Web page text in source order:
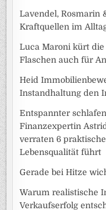
Lavendel, Rosmarin
Kraftquellen im
Luca Maroni kürt
Flaschen auch für
Heid
Instandhaltung den
Entspannter
Finanzexpertin
verraten 6
Lebensqualität führt
Gerade bei Hitze
Warum realistische
Verkaufserfolg